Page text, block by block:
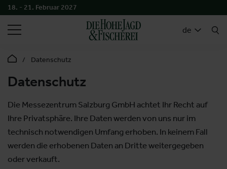
18. - 21. Februar 2027
de
SUCHEN
Datenschutz
Datenschutz
Die Messezentrum Salzburg GmbH achtet Ihr Recht auf
Ihre Privatsphäre. Ihre Daten werden von uns nur im
technisch notwendigen Umfang erhoben. In keinem Fall
werden die erhobenen Daten an Dritte weitergegeben
oder verkauft.